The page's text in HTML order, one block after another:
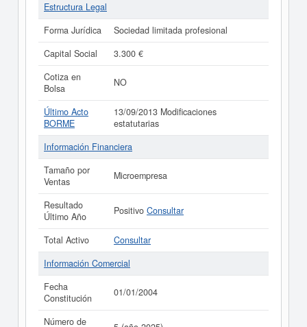
Estructura Legal
Forma Jurídica
Sociedad limitada profesional
Capital Social
3.300 €
Cotiza en
Bolsa
NO
Último Acto
BORME
13/09/2013 Modificaciones
estatutarias
Información Financiera
Tamaño por
Ventas
Microempresa
Resultado
Último Año
Positivo Consultar
Total Activo
Consultar
Información Comercial
Fecha
Constitución
01/01/2004
Número de